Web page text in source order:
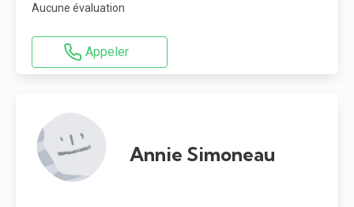
Aucune évaluation
Appeler
Annie Simoneau